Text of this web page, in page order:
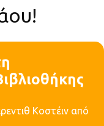
Κοστέιν από